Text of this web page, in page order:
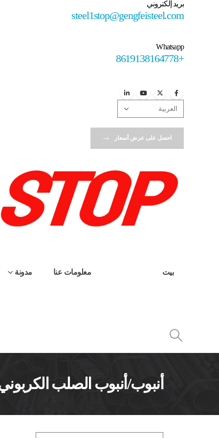
بريد إلكتروني
steel1stop@gengfeisteel.com
Whatsapp
+8619138164778
احصل على عرض أسعار
بيت معلومات عنا مدونة
أنبوب/أنبوب الصلب